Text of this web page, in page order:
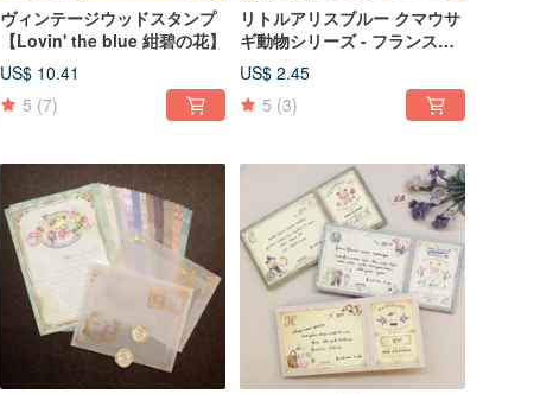
ヴィンテージウッドスタンプ
【Lovin' the blue 紺碧の花】
US$ 10.41
5 (7)
リトルアリスブルー クマウサ
ギ動物シリーズ - フランスア
ンティークボタンボックス表
紙風ステッカー
US$ 2.45
5 (3)